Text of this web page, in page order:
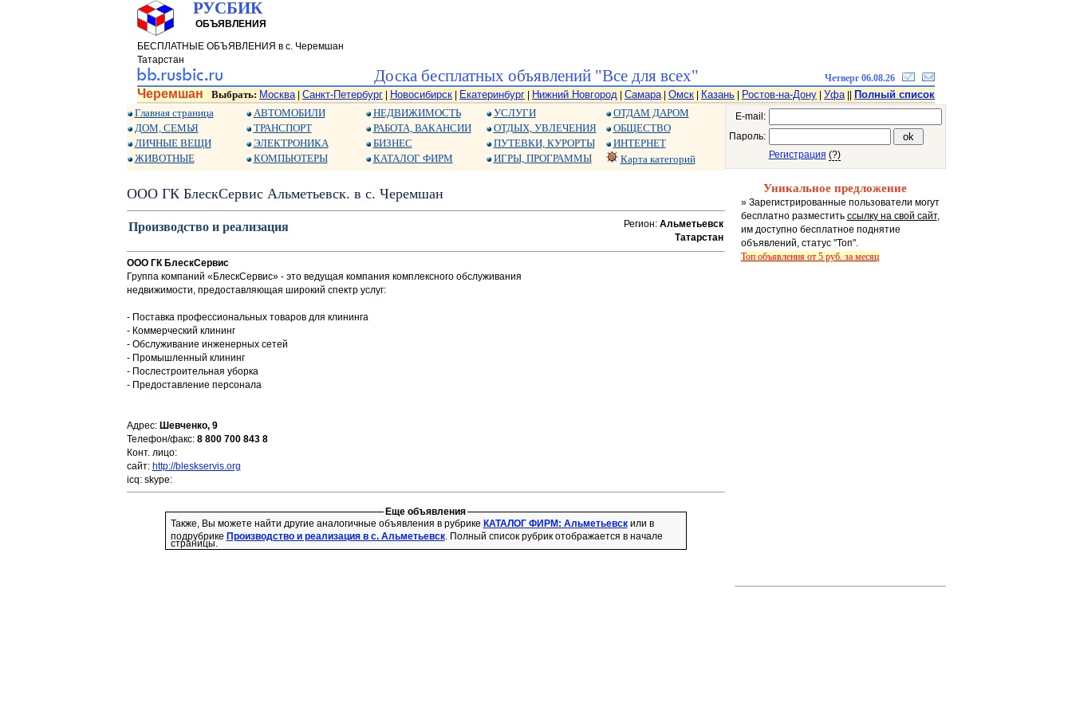
РУСБИК
ОБЪЯВЛЕНИЯ
БЕСПЛАТНЫЕ ОБЪЯВЛЕНИЯ в с. Черемшан
Татарстан
Доска бесплатных объявлений "Все для всех" Четверг 06.08.26
Черемшан Выбрать: Москва| Санкт-Петербург Новосибирск Екатеринбург Нижний Новгород Самара| Омск Казань Ростов-на-Дону Уфа||
Полный список
Главная страница
ДОМ, СЕМЬЯ
ЛИЧНЫЕ ВЕЩИ
ЖИВОТНЫЕ
АВТОМОБИЛИ
ТРАНСПОРТ
ЭЛЕКТРОНИКА
КОМПЬЮТЕРЫ
НЕДВИЖИМОСТЬ
РАБОТА, ВАКАНСИИ
БИЗНЕС
КАТАЛОГ ФИРМ
УСЛУГИ
ОТДЫХ, УВЛЕЧЕНИЯ
ПУТЕВКИ, КУРОРТЫ
ИГРЫ, ПРОГРАММЫ
ОТДАМ ДАРОМ
ОБЩЕСТВО
ИНТЕРНЕТ
Карта категорий
ООО ГК БлескСервис Альметьевск. в с. Черемшан
Производство и реализация Регион: Альметьевск
Татарстан
ООО ГК БлескСервис
Группа компаний «БлескСервис» - это ведущая компания комплексного обслуживания
недвижимости, предоставляющая широкий спектр услуг:
- Поставка профессиональных товаров для клининга
- Коммерческий клининг
- Обслуживание инженерных сетей
- Промышленный клининг
- Послестроительная уборка
- Предоставление персонала
Адрес: Шевченко, 9
Телефон/факс: 8 800 700 843 8
Конт. лицо:
сайт: http://bleskservis.org
icq: skype:
Еще объявления
Также, Вы можете найти другие аналогичные объявления в рубрике КАТАЛОГ ФИРМ: Альметьевскили в
подрубрике Производство и реализация в с. Альметьевск. Полный список рубрик отображается в начале
страницы.
E-mail:
Пароль:
Регистрация (?)
Уникальное предложение
» Зарегистрированные пользователи могут
бесплатно разместить ссылку на свой сайт,
им доступно бесплатное поднятие
объявлений, статус "Топ".
Топ объявления от 5 руб. за месяц